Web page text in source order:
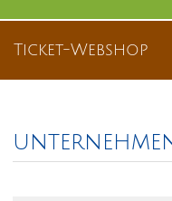
Ticket-Webshop